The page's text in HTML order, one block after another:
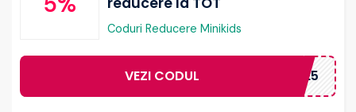
Coduri Reducere Minikids
VEZI CODUL WELCOME5